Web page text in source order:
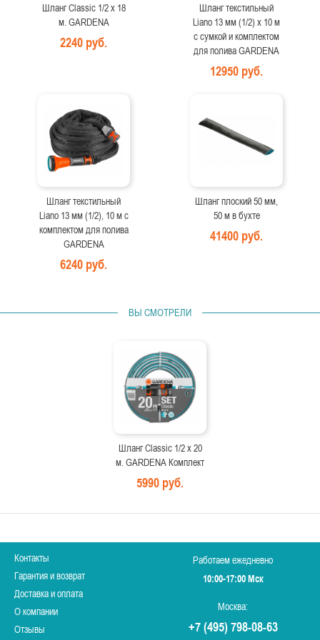
Шланг Classic 1/2 х 18
м. GARDENA
2240 руб.
Шланг текстильный
Liano 13 мм (1/2) х 10 м
с сумкой и комплектом
для полива GARDENA
12950 руб.
Шланг текстильный
Liano 13 мм (1/2), 10 м с
комплектом для полива
GARDENA
6240 руб.
Шланг плоский 50 мм,
50 м в бухте
41400 руб.
ВЫ СМОТРЕЛИ
Шланг Classic 1/2 х 20
м. GARDENA Комплект
5990 руб.
Контакты
Гарантия и возврат
Доставка и оплата
О компании
Отзывы
Работаем ежедневно
10:00-17:00 Мск
Москва:
+7 (495) 798-08-63